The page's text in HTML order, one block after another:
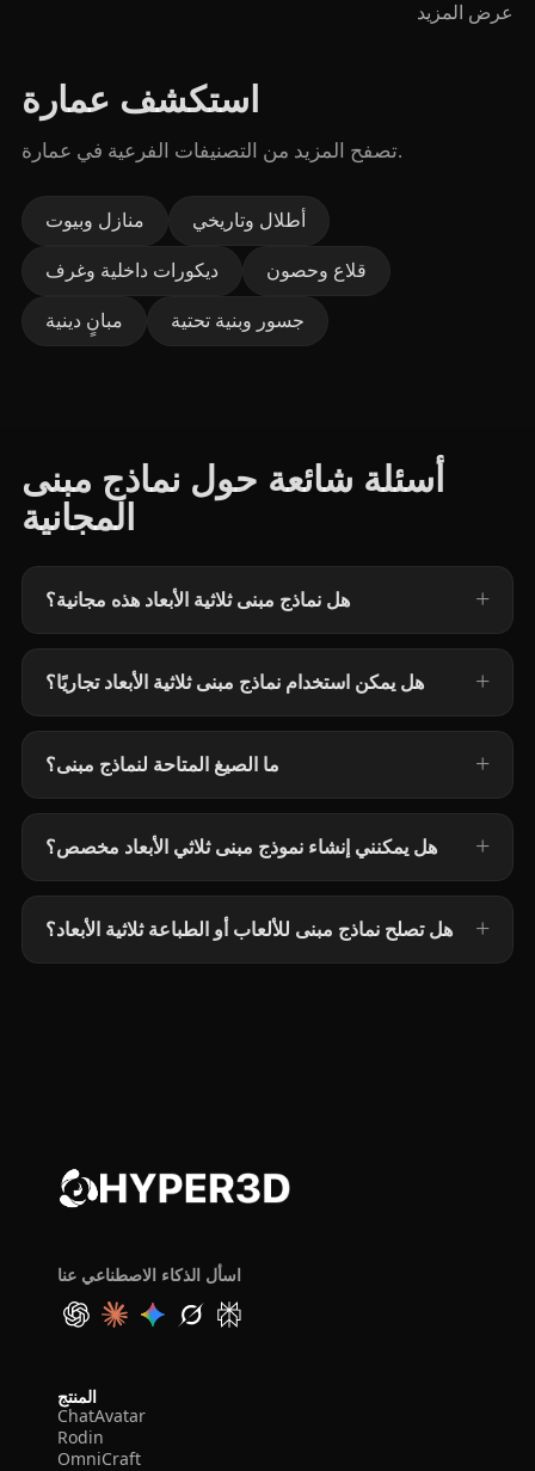
عرض المزيد
استكشف عمارة
تصفح المزيد من التصنيفات الفرعية في عمارة.
منازل وبيوت أطلال وتاريخي
ديكورات داخلية وغرف قلاع وحصون
مبانٍ دينية جسور وبنية تحتية
أسئلة شائعة حول نماذج مبنى
المجانية
هل نماذج مبنى ثلاثية الأبعاد هذه مجانية؟
هل يمكن استخدام نماذج مبنى ثلاثية الأبعاد تجاريًا؟
ما الصيغ المتاحة لنماذج مبنى؟
هل يمكنني إنشاء نموذج مبنى ثلاثي الأبعاد مخصص؟
هل تصلح نماذج مبنى للألعاب أو الطباعة ثلاثية الأبعاد؟
اسأل الذكاء الاصطناعي عنا
المنتج
ChatAvatar
Rodin
OmniCraft